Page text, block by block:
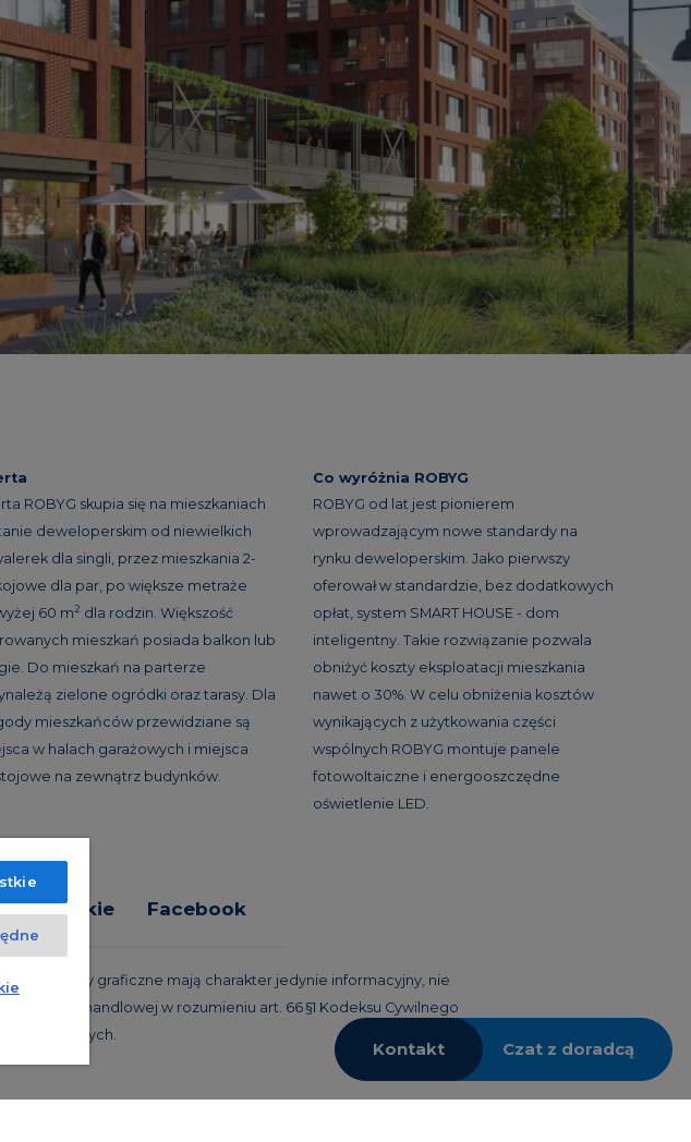
ROBYG skupia się na mieszkaniach
deweloperskim od niewielkich
dla singli, przez mieszkania 2-
dla par, po większe metraże
60 m2 dla rodzin. Większość
mieszkań posiada balkon lub
Do mieszkań na parterze
zielone ogródki oraz tarasy. Dla
mieszkańców przewidziane są
w halach garażowych i miejsca
na zewnątrz budynków.
Co wyróżnia ROBYG
ROBYG od lat jest pionierem
wprowadzającym nowe standardy na
rynku deweloperskim. Jako pierwszy
oferował w standardzie, bez dodatkowych
opłat, system SMART HOUSE - dom
inteligentny. Takie rozwiązanie pozwala
obniżyć koszty eksploatacji mieszkania
nawet o 30%. W celu obniżenia kosztów
wynikających z użytkowania części
wspólnych ROBYG montuje panele
fotowoltaiczne i energooszczędne
oświetlenie LED.
Facebook
materiały graficzne mają charakter jedynie informacyjny, nie
oferty handlowej w rozumieniu art. 66 §1 Kodeksu Cywilnego
prawnych.
Kontakt Czat z doradcą